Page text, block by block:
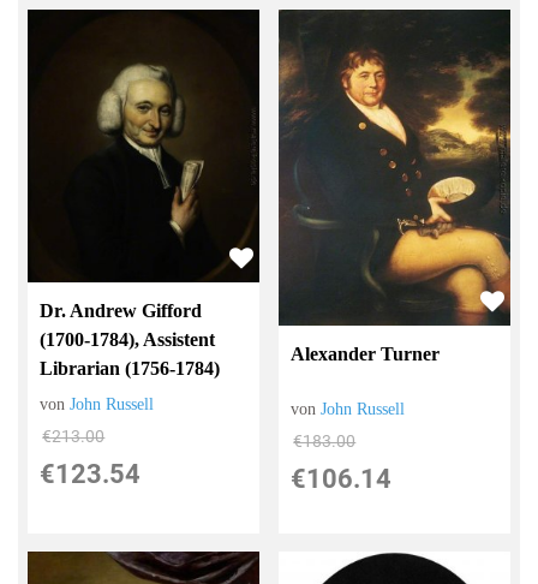
Dr. Andrew Gifford
(1700-1784), Assistent
Librarian (1756-1784)
vonJohn Russell
€213.00
€123.54
Alexander Turner
vonJohn Russell
€183.00
€106.14